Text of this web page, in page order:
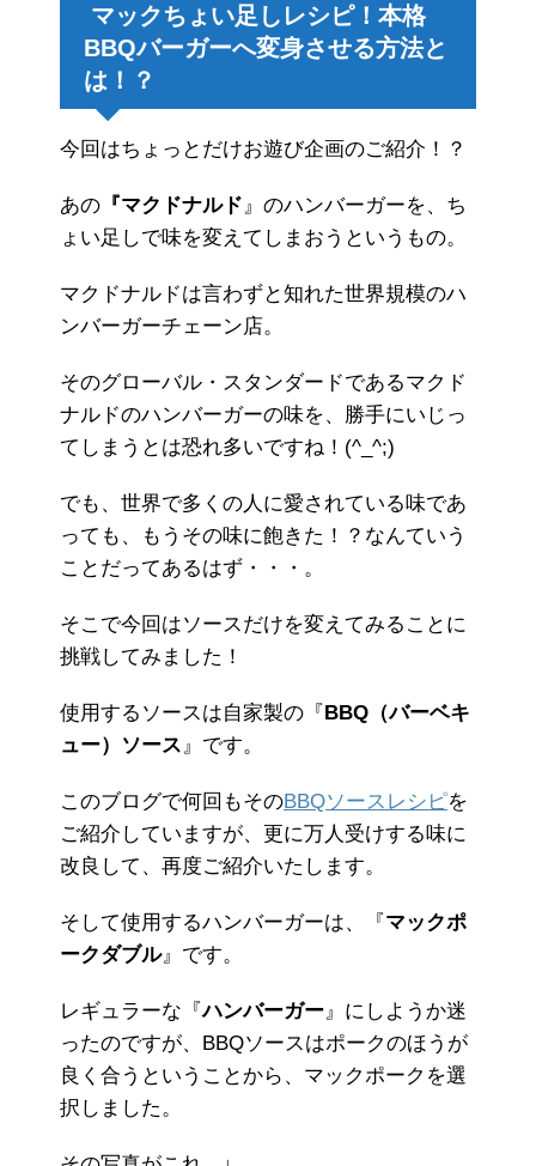
マックちょい足しレシピ！本格
BBQバーガーへ変身させる方法と
は！？
今回はちょっとだけお遊び企画のご紹介！？
あの 『マクドナルド 』のハンバーガーを、ち
ょい足しで味を変えてしまおうというもの。
マクドナルドは言わずと知れた世界規模のハ
ンバーガーチェーン店。
そのグローバル・スタンダードであるマクド
ナルドのハンバーガーの味を、勝手にいじっ
てしまうとは恐れ多いですね！(^_^;)
でも、世界で多くの人に愛されている味であ
っても、もうその味に飽きた！？なんていう
ことだってあるはず・・・。
そこで今回はソースだけを変えてみることに
挑戦してみました！
使用するソースは自家製の『BBQ（バーベキ
ュー）ソース 』です。
このブログで何回もそのBBQソースレシピを
ご紹介していますが、更に万人受けする味に
改良して、再度ご紹介いたします。
そして使用するハンバーガーは、『マックポ
ークダブル』です。
レギュラーな『ハンバーガー 』にしようか迷
ったのですが、BBQソースはポークのほうが
良く合うということから、マックポークを選
択しました。